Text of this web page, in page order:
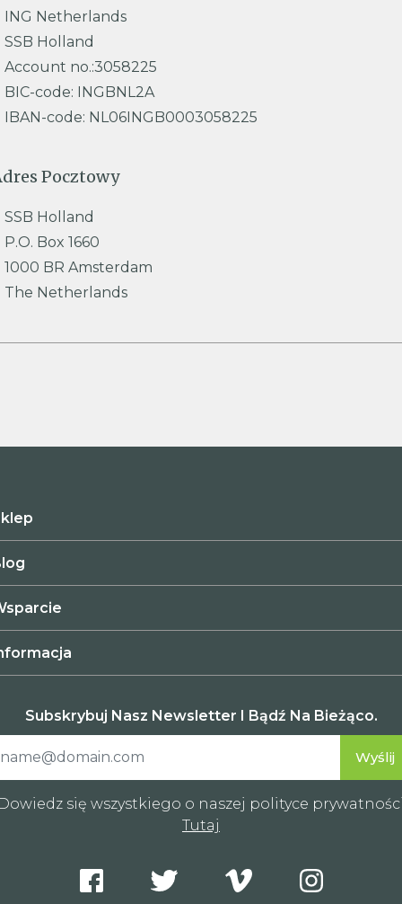
ING Netherlands
SSB Holland
Account no.:3058225
BIC-code: INGBNL2A
IBAN-code: NL06INGB0003058225
Pocztowy
SSB Holland
P.O. Box 1660
1000 BR Amsterdam
The Netherlands
Subskrybuj Nasz Newsletter I Bądź Na Bieżąco.
się wszystkiego o naszej polityce
Tutaj